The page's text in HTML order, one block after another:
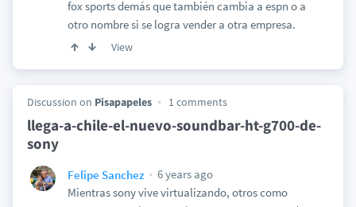
fox sports demás que también cambia a espn o a
otro nombre si se logra vender a otra empresa.
View
Discussion on Pisapapeles 1 comments
llega-a-chile-el-nuevo-soundbar-ht-g700-de-
sony
Felipe Sanchez
6 years ago
Mientras sony vive virtualizando, otros como